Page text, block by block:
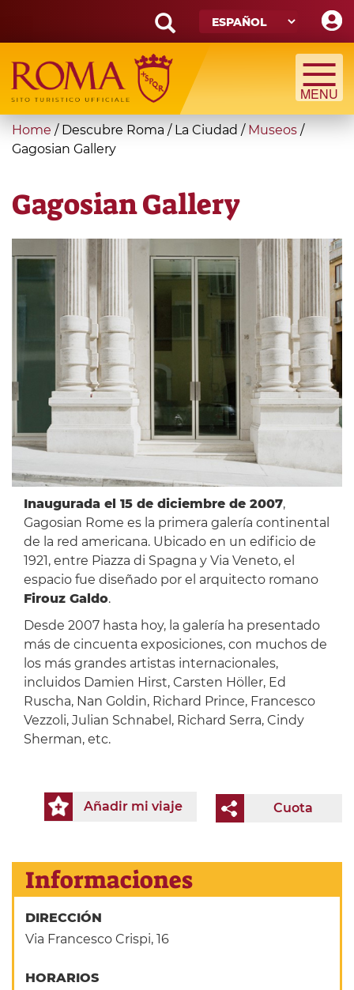
main
content
Search
form
Búsqueda
You
are
Home / Descubre Roma / La Ciudad / Museos /
Gagosian Gallery
Gagosian Gallery
Inaugurada el 15 de diciembre de 2007,
Gagosian Rome es la primera galería continental
de la red americana. Ubicado en un edificio de
1921, entre Piazza di Spagna y Via Veneto, el
espacio fue diseñado por el arquitecto romano
Firouz Galdo.
Desde 2007 hasta hoy, la galería ha presentado
más de cincuenta exposiciones, con muchos de
los más grandes artistas internacionales,
incluidos Damien Hirst, Carsten Höller, Ed
Ruscha, Nan Goldin, Richard Prince, Francesco
Vezzoli, Julian Schnabel, Richard Serra, Cindy
Sherman, etc.
Cuota
Añadir mi viaje
Informaciones
DIRECCIÓN
Via Francesco Crispi, 16
HORARIOS